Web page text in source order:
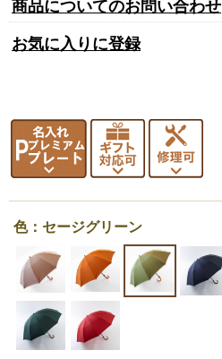
商品についてのお問い合わせ
お気に入りに登録
色：セージグリーン